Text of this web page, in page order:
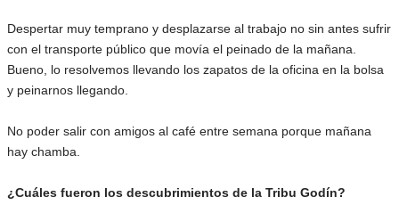
Despertar muy temprano y desplazarse al trabajo no sin antes sufrir
con el transporte público que movía el peinado de la mañana.
Bueno, lo resolvemos llevando los zapatos de la oficina en la bolsa
y peinarnos llegando.
No poder salir con amigos al café entre semana porque mañana
hay chamba.
¿Cuáles fueron los descubrimientos de la Tribu Godín?